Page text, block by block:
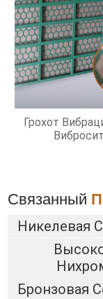
Грохот
Связанный
Никелевая
Бронзовая